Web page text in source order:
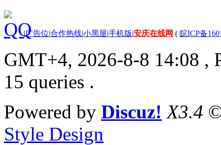
|广告位|合作热线|小黑屋|手机版|安庆在线网 ( 皖ICP备
GMT+4, 2026-8-8 14:08 ,
15 queries .
Powered by Discuz! X3.4
Style Design